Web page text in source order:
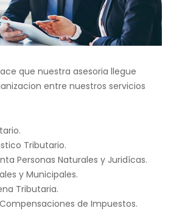
que nuestra asesoria llegue
entre nuestros servicios
Tributario.
Personas Naturales y Juridícas.
y Municipales.
Tributaria.
de Impuestos.